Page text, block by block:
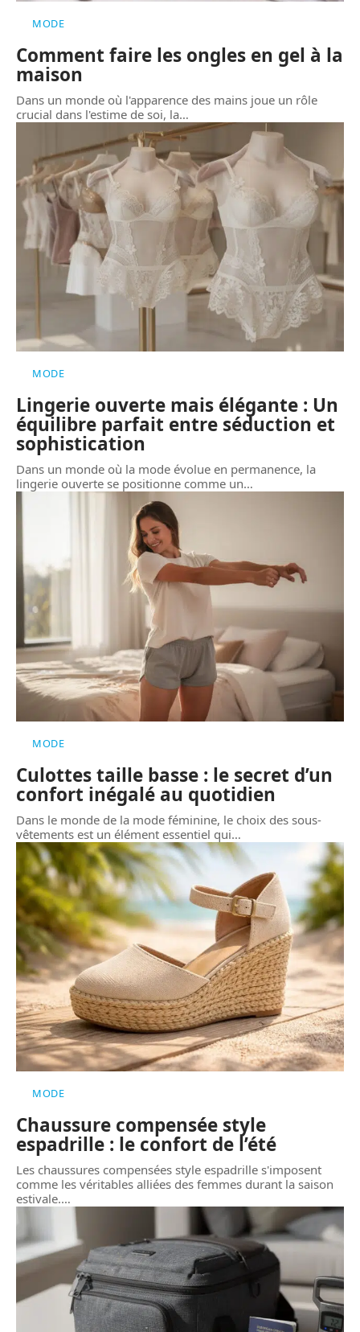
MODE
Comment faire les ongles en gel à la
maison
Dans un monde où l'apparence des mains joue un rôle
crucial dans l'estime de soi, la…
MODE
Lingerie ouverte mais élégante : Un
équilibre parfait entre séduction et
sophistication
Dans un monde où la mode évolue en permanence, la
lingerie ouverte se positionne comme un…
MODE
Culottes taille basse : le secret d’un
confort inégalé au quotidien
Dans le monde de la mode féminine, le choix des sous-
vêtements est un élément essentiel qui…
MODE
Chaussure compensée style
espadrille : le confort de l’été
Les chaussures compensées style espadrille s'imposent
comme les véritables alliées des femmes durant la saison
estivale.…